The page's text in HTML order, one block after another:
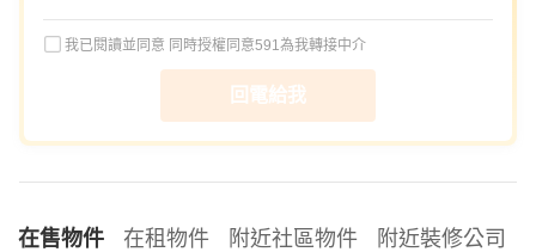
我已閱讀並同意 同時授權同意591為我轉接中介
回電給我
在售物件 在租物件 附近社區物件 附近裝修公司